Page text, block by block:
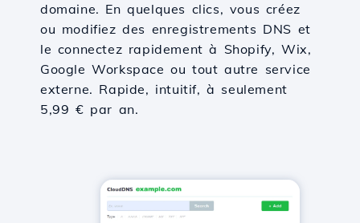
domaine. En quelques clics, vous créez
ou modifiez des enregistrements DNS et
le connectez rapidement à Shopify, Wix,
Google Workspace ou tout autre service
externe. Rapide, intuitif, à seulement
5,99 € par an.